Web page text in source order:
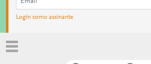
Login como assinante